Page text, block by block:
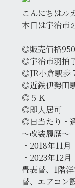
こんにちはル
本日は宇治市
◎販売価格
◎宇治市羽拍
◎JR小倉駅歩
◎近鉄伊勢
◎５Ｋ
◎即入居可
◎日当たり・
〜改装履歴〜
・2018年11
・2023年12
畳表替、1階
替、エアコン